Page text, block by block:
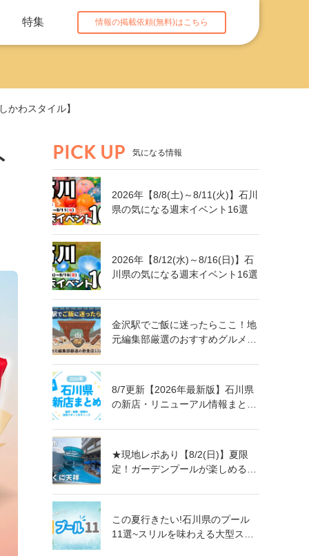
特集 情報の掲載依頼(無料)はこちら
わスタイル】
PICK UP 気になる情報
2026年【8/8(土)～8/11(火)】石川
県の気になる週末イベント16選
2026年【8/12(水)～8/16(日)】石
川県の気になる週末イベント16選
金沢駅でご飯に迷ったらここ！地
元編集部厳選のおすすめグルメ・
応】
8/7更新【2026年最新版】石川県
の新店・リニューアル情報まとめ
トをチェック！
★現地レポあり【8/2(日)】夏限
定！ガーデンプールが楽しめる親
@加賀市
この夏行きたい!石川県のプール
11選~スリルを味わえる大型スラ